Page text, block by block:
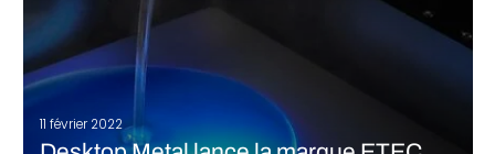
11 février 2022